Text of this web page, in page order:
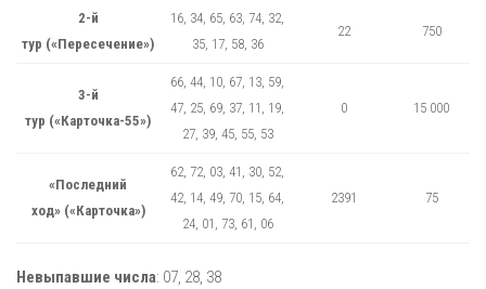
2-й
тур («Пересечение»)
16, 34, 65, 63, 74, 32,
35, 17, 58, 36
22 750
3-й
тур («Карточка-55»)
66, 44, 10, 67, 13, 59,
47, 25, 69, 37, 11, 19,
27, 39, 45, 55, 53
0 15 000
«Последний
ход» («Карточка»)
62, 72, 03, 41, 30, 52,
42, 14, 49, 70, 15, 64,
24, 01, 73, 61, 06
2391 75
Невыпавшие числа: 07, 28, 38